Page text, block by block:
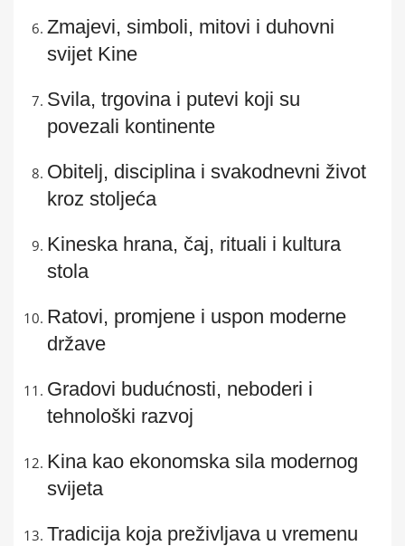
Zmajevi, simboli, mitovi i duhovni
svijet Kine
Svila, trgovina i putevi koji su
povezali kontinente
Obitelj, disciplina i svakodnevni život
kroz stoljeća
Kineska hrana, čaj, rituali i kultura
stola
Ratovi, promjene i uspon moderne
države
Gradovi budućnosti, neboderi i
tehnološki razvoj
Kina kao ekonomska sila modernog
svijeta
Tradicija koja preživljava u vremenu